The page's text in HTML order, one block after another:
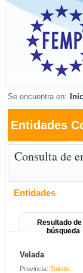
Se encuentra en:
Entidades
Consulta de
Entidades
Resultado
búsqueda
Velada
Provincia: Toledo